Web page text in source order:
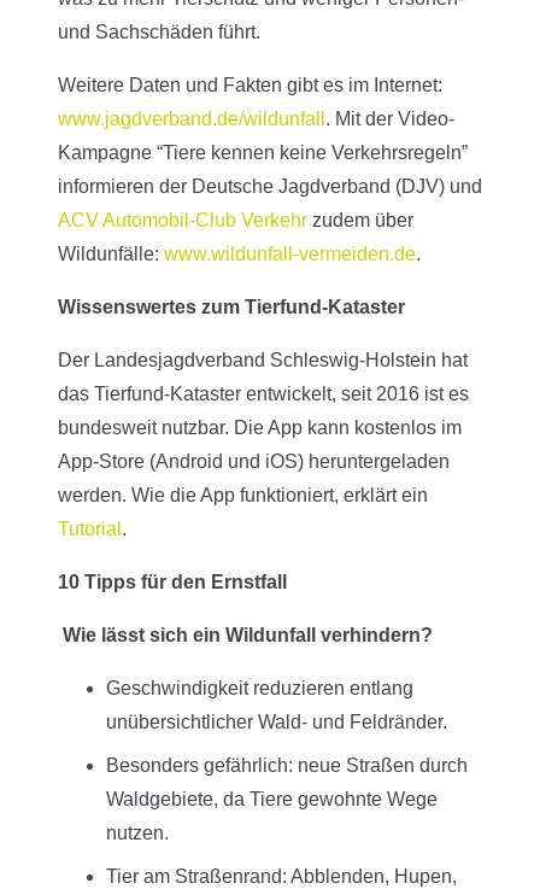
und Sachschäden führt.
Weitere Daten und Fakten gibt es im Internet:
www.jagdverband.de/wildunfall . Mit der Video-
Kampagne “Tiere kennen keine Verkehrsregeln”
informieren der Deutsche Jagdverband (DJV) und
ACV Automobil-Club Verkehr zudem über
Wildunfälle: www.wildunfall-vermeiden.de.
Wissenswertes zum Tierfund-Kataster
Der Landesjagdverband Schleswig-Holstein hat
das Tierfund-Kataster entwickelt, seit 2016 ist es
bundesweit nutzbar. Die App kann kostenlos im
App-Store (Android und iOS) heruntergeladen
werden. Wie die App funktioniert, erklärt ein
Tutorial .
10 Tipps für den Ernstfall
Wie lässt sich ein Wildunfall verhindern?
Geschwindigkeit reduzieren entlang
unübersichtlicher Wald- und Feldränder.
Besonders gefährlich: neue Straßen durch
Waldgebiete, da Tiere gewohnte Wege
nutzen.
Tier am Straßenrand: Abblenden, Hupen,